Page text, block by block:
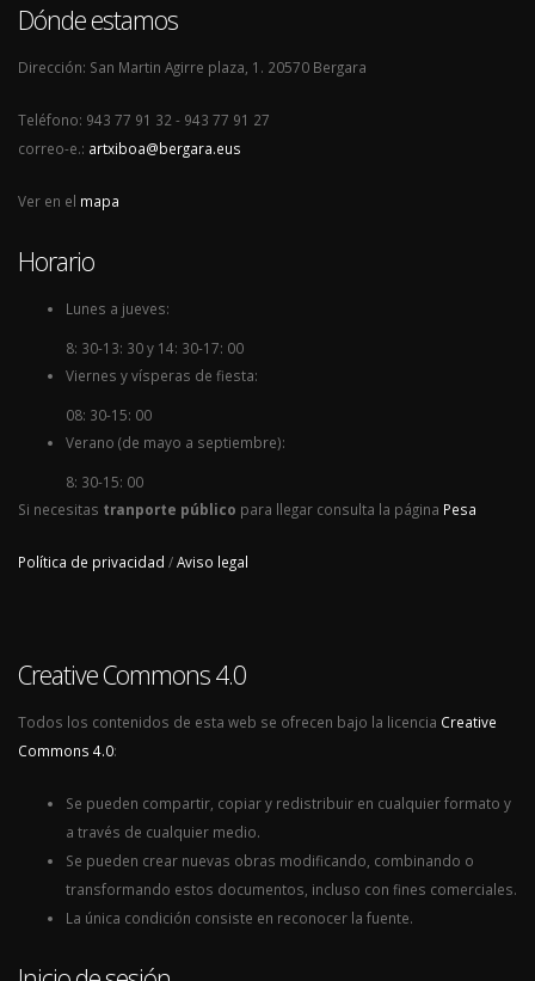
Dónde estamos
Dirección: San Martin Agirre plaza, 1. 20570 Bergara
Teléfono: 943 77 91 32 - 943 77 91 27
correo-e.: artxiboa@bergara.eus
Ver en el mapa
Horario
Lunes a jueves:
8: 30-13: 30 y 14: 30-17: 00
Viernes y vísperas de fiesta:
08: 30-15: 00
Verano (de mayo a septiembre):
8: 30-15: 00
Si necesitas tranporte público para llegar consulta la página Pesa
Política de privacidad /Aviso legal
Creative Commons 4.0
Todos los contenidos de esta web se ofrecen bajo la licencia Creative
Commons 4.0:
Se pueden compartir, copiar y redistribuir en cualquier formato y
a través de cualquier medio.
Se pueden crear nuevas obras modificando, combinando o
transformando estos documentos, incluso con fines comerciales.
La única condición consiste en reconocer la fuente.